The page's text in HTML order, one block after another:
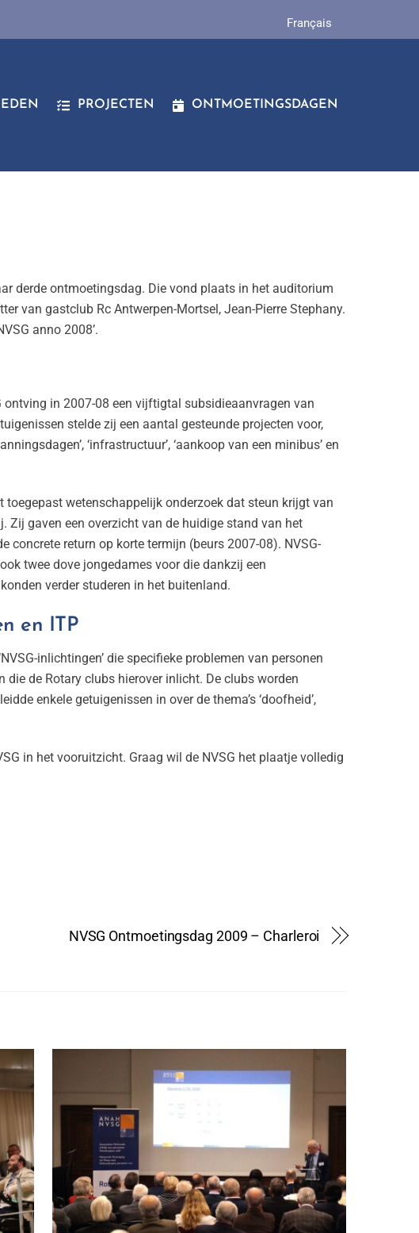
Français
PROJECTEN ONTMOETINGSDAGEN
derde ontmoetingsdag. Die vond plaats in het audi­torium
van gastclub Rc Antwerpen-Mortsel, Jean-Pierre Stephany.
anno 2008’.
ontving in 2007-08 een vijftigtal subsidie­aanvragen van
stelde zij een aantal gesteunde projecten voor,
‘infrastructuur’, ‘aankoop van een minibus’ en
toegepast wetenschappelijk onderzoek dat steun krijgt van
Zij gaven een overzicht van de huidige stand van het
concrete return op korte termijn (beurs 2007-08). NVSG-
twee dove jongedames voor die dankzij een
verder studeren in het buitenland.
en ITP
inlichtingen’ die specifieke problemen van personen
die de Rotary clubs hierover inlicht. De clubs worden
enkele getuigenissen in over de thema’s ‘doofheid’,
in het vooruitzicht. Graag wil de NVSG het plaatje volledig
NVSG Ontmoetingsdag 2009 – Charleroi